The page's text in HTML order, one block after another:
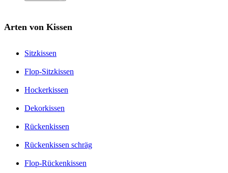
Arten von Kissen
Sitzkissen
Flop-Sitzkissen
Hockerkissen
Dekorkissen
Rückenkissen
Rückenkissen schräg
Flop-Rückenkissen